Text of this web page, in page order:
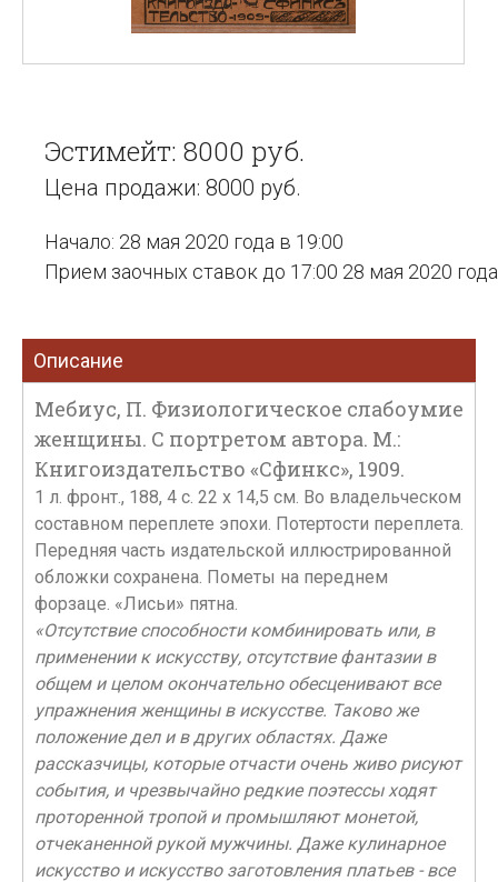
Эстимейт: 8000 руб.
Цена продажи: 8000 руб.
Начало: 28 мая 2020 года в 19:00
Прием заочных ставок до 17:00 28 мая 2020 года
Описание
Мебиус, П. Физиологическое слабоумие
женщины. С портретом автора. М.:
Книгоиздательство «Сфинкс», 1909.
1 л. фронт., 188, 4 с. 22 х 14,5 см. Во владельческом
составном переплете эпохи. Потертости переплета.
Передняя часть издательской иллюстрированной
обложки сохранена. Пометы на переднем
форзаце. «Лисьи» пятна.
«Отсутствие способности комбинировать или, в
применении к искусству, отсутствие фантазии в
общем и целом окончательно обесценивают все
упражнения женщины в искусстве. Таково же
положение дел и в других областях. Даже
рассказчицы, которые отчасти очень живо рисуют
события, и чрезвычайно редкие поэтессы ходят
проторенной тропой и промышляют монетой,
отчеканенной рукой мужчины. Даже кулинарное
искусство и искусство заготовления платьев - все